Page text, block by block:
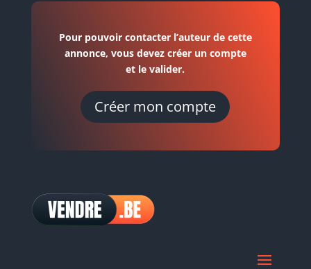
Pour pouvoir contacter l’auteur de cette
annonce, vous devez créer un compte
et le valider.
Créer mon compte